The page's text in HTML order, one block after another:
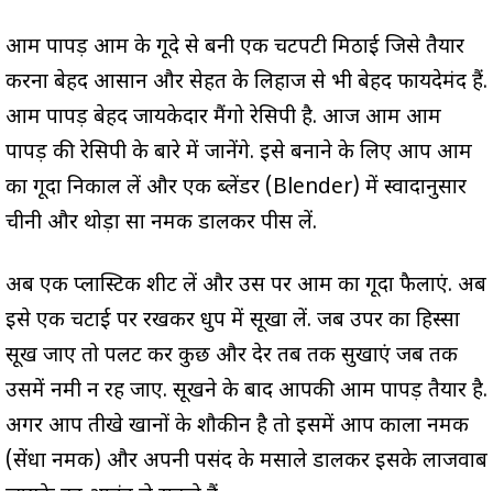
आम पापड़ आम के गूदे से बनी एक चटपटी मिठाई जिसे तैयार
करना बेहद आसान और सेहत के लिहाज से भी बेहद फायदेमंद हैं.
आम पापड़ बेहद जायकेदार मैंगो रेसिपी है. आज आम आम
पापड़ की रेसिपी के बारे में जानेंगे. इसे बनाने के लिए आप आम
का गूदा निकाल लें और एक ब्लेंडर (Blender) में स्वादानुसार
चीनी और थोड़ा सा नमक डालकर पीस लें.
अब एक प्लास्टिक शीट लें और उस पर आम का गूदा फैलाएं. अब
इसे एक चटाई पर रखकर धुप में सूखा लें. जब उपर का हिस्सा
सूख जाए तो पलट कर कुछ और देर तब तक सुखाएं जब तक
उसमें नमी न रह जाए. सूखने के बाद आपकी आम पापड़ तैयार है.
अगर आप तीखे खानों के शौकीन है तो इसमें आप काला नमक
(सेंधा नमक) और अपनी पसंद के मसाले डालकर इसके लाजवाब